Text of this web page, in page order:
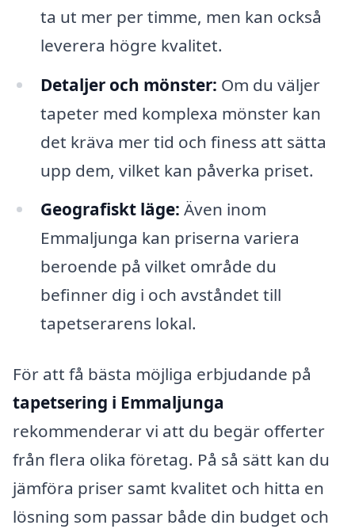
ta ut mer per timme, men kan också
leverera högre kvalitet.
Detaljer och mönster: Om du väljer
tapeter med komplexa mönster kan
det kräva mer tid och finess att sätta
upp dem, vilket kan påverka priset.
Geografiskt läge: Även inom
Emmaljunga kan priserna variera
beroende på vilket område du
befinner dig i och avståndet till
tapetserarens lokal.
För att få bästa möjliga erbjudande på
tapetsering i Emmaljunga
rekommenderar vi att du begär offerter
från flera olika företag. På så sätt kan du
jämföra priser samt kvalitet och hitta en
lösning som passar både din budget och